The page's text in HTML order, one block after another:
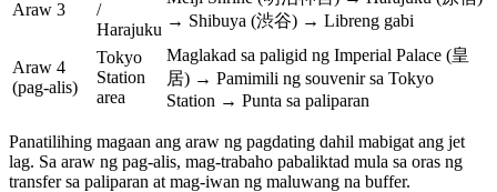
Araw 3
/
Harajuku → Shibuya (渋谷) → Libreng gabi
Araw 4
(pag-alis)
Tokyo
Station
area
Maglakad sa paligid ng Imperial Palace (皇
居) → Pamimili ng souvenir sa Tokyo
Station → Punta sa paliparan
Panatilihing magaan ang araw ng pagdating dahil mabigat ang jet
lag. Sa araw ng pag-alis, mag-trabaho pabaliktad mula sa oras ng
transfer sa paliparan at mag-iwan ng maluwang na buffer.